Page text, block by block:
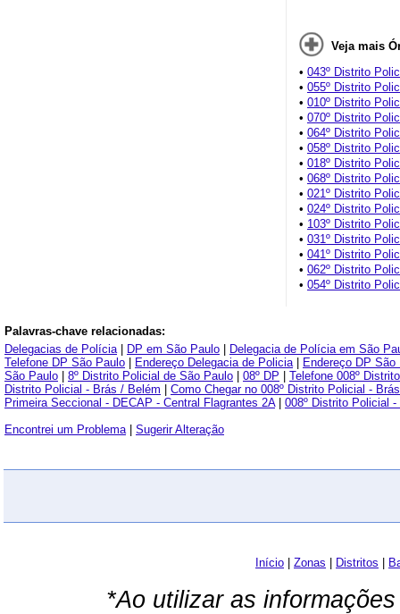
Veja mais
• 043º Distrito
• 055º Distrito
• 010º Distrito
• 070º Distrito
• 064º Distrito
• 058º Distrito
• 018º Distrito
• 068º Distrito
• 021º Distrito
• 024º Distrito
• 103º Distrito
• 031º Distrito
• 041º Distrito
• 062º Distrito
• 054º Distrito
Palavras-chave relacionadas:
Delegacias de Polícia| DP em São Paulo
Delegacia de Polícia em São
Telefone DP São Paulo
Endereço Delegacia de Policia|
Endereço DP São
São Paulo
8º Distrito Policial de São Paulo 08º DP
Telefone 008º
Distrito Policial - Brás / Belém
Como Chegar no 008º Distrito Policial -
Primeira Seccional - DECAP - Central Flagrantes 2A| 008º Distrito Policial
Encontrei um Problema| Sugerir Alteração
Início Zonas Distritos
*Ao utilizar as